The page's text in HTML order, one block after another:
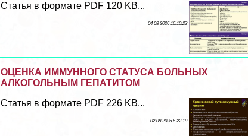
Статья в формате PDF 120 KB...
04 08 2026 16:10:23
ОЦЕНКА ИММУННОГО СТАТУСА БОЛЬНЫХ
АЛКОГОЛЬНЫМ ГЕПАТИТОМ
Статья в формате PDF 226 KB...
02 08 2026 6:22:19